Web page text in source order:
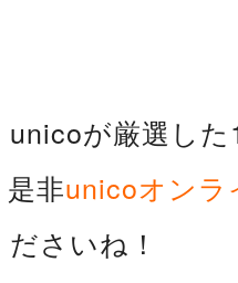
が厳選し
非unicoオン
さいね！